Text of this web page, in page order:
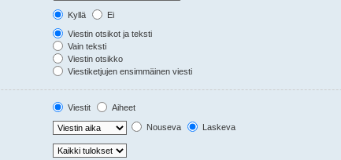
Kyllä
Ei
Viestin otsikot ja teksti
Vain teksti
Viestin otsikko
Viestiketjujen ensimmäinen viesti
Viestit
Aiheet
Nouseva Laskeva